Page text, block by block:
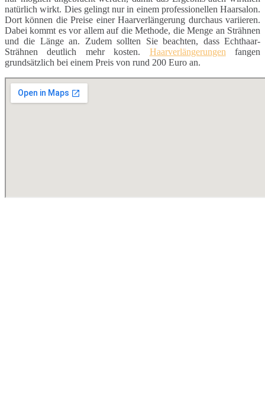
natürlich wirkt. Dies gelingt nur in einem professionellen Haarsalon.
Dort können die Preise einer Haarverlängerung durchaus variieren.
Dabei kommt es vor allem auf die Methode, die Menge an Strähnen
und die Länge an. Zudem sollten Sie beachten, dass Echthaar-
Strähnen deutlich mehr kosten. Haarverlängerungenfangen
grundsätzlich bei einem Preis von rund 200 Euro an.